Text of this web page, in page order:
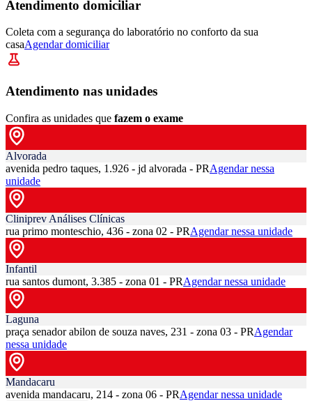
Atendimento domiciliar
Coleta com a segurança do laboratório no conforto da sua
casaAgendar domiciliar
Atendimento nas unidades
Confira as unidades que fazem o exame
Alvorada
avenida pedro taques, 1.926 - jd alvorada - PRAgendar nessa
unidade
Cliniprev Análises Clínicas
rua primo monteschio, 436 - zona 02 - PRAgendar nessa unidade
Infantil
rua santos dumont, 3.385 - zona 01 - PRAgendar nessa unidade
Laguna
praça senador abilon de souza naves, 231 - zona 03 - PRAgendar
nessa unidade
Mandacaru
avenida mandacaru, 214 - zona 06 - PRAgendar nessa unidade